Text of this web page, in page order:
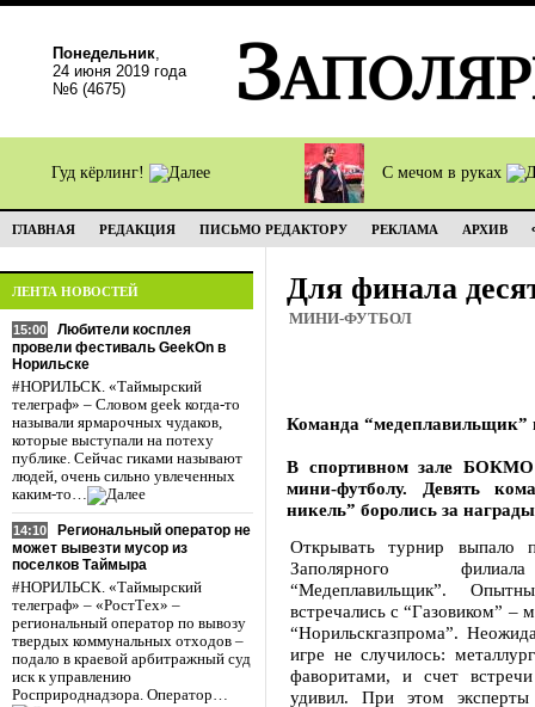
Понедельник,
24 июня 2019 года
№6 (4675)
Гуд кёрлинг! С мечом в руках
ГЛАВНАЯ РЕДАКЦИЯ ПИСЬМО РЕДАКТОРУ РЕКЛАМА АРХИВ
ЛЕНТА НОВОСТЕЙ
15:00
Любители косплея
провели фестиваль GeekOn в
Норильске
#НОРИЛЬСК. «Таймырский
телеграф» – Словом geek когда-то
называли ярмарочных чудаков,
которые выступали на потеху
публике. Сейчас гиками называют
людей, очень сильно увлеченных
каким-то…
14:10
Региональный оператор не
может вывезти мусор из
поселков Таймыра
#НОРИЛЬСК. «Таймырский
телеграф» – «РостТех» –
региональный оператор по вывозу
твердых коммунальных отходов –
подало в краевой арбитражный суд
иск к управлению
Росприроднадзора. Оператор…
Для финала
МИНИ-ФУТБОЛ
Команда “медеплавильщик”
В спортивном зале
мини-футболу. Девять
никель” боролись за
Открывать турнир выпало
Заполярного
“Медеплавильщик”.
встречались с “Газовиком” –
“Норильскгазпрома”.
игре не случилось:
фаворитами, и счет
удивил. При этом